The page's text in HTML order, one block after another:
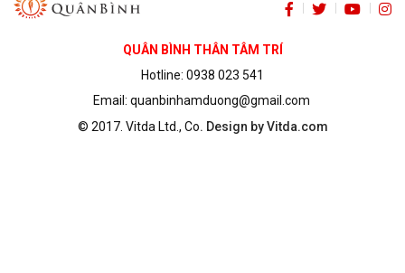
QUÂN BÌNH THÂN TÂM TRÍ
Hotline: 0938 023 541
Email: quanbinhamduong@gmail.com
© 2017. Vitda Ltd., Co. Design by Vitda.com